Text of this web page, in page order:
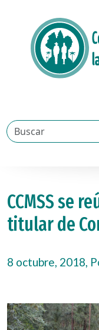
CCMSS se
titular de
8 octubre, 2018,